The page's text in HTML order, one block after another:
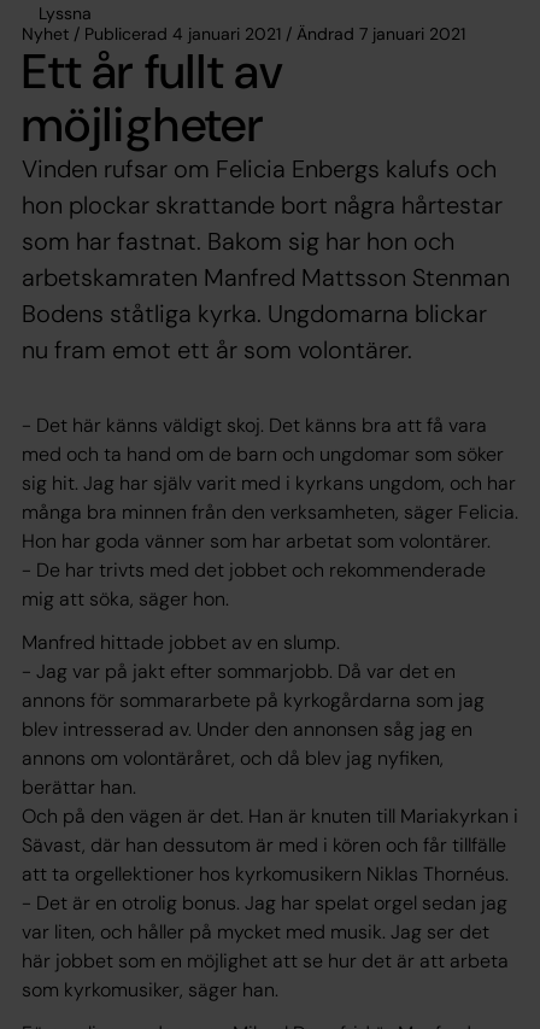
Lyssna
Nyhet / Publicerad 4 januari 2021 / Ändrad 7 januari 2021
Ett år fullt av
möjligheter
Vinden rufsar om Felicia Enbergs kalufs och
hon plockar skrattande bort några hårtestar
som har fastnat. Bakom sig har hon och
arbetskamraten Manfred Mattsson Stenman
Bodens ståtliga kyrka. Ungdomarna blickar
nu fram emot ett år som volontärer.
- Det här känns väldigt skoj. Det känns bra att få vara
med och ta hand om de barn och ungdomar som söker
sig hit. Jag har själv varit med i kyrkans ungdom, och har
många bra minnen från den verksamheten, säger Felicia.
Hon har goda vänner som har arbetat som volontärer.
- De har trivts med det jobbet och rekommenderade
mig att söka, säger hon.
Manfred hittade jobbet av en slump.
- Jag var på jakt efter sommarjobb. Då var det en
annons för sommararbete på kyrkogårdarna som jag
blev intresserad av. Under den annonsen såg jag en
annons om volontäråret, och då blev jag nyfiken,
berättar han.
Och på den vägen är det. Han är knuten till Mariakyrkan i
Sävast, där han dessutom är med i kören och får tillfälle
att ta orgellektioner hos kyrkomusikern Niklas Thornéus.
- Det är en otrolig bonus. Jag har spelat orgel sedan jag
var liten, och håller på mycket med musik. Jag ser det
här jobbet som en möjlighet att se hur det är att arbeta
som kyrkomusiker, säger han.